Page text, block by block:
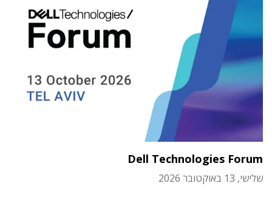
Dell Technologies Forum
שלישי, 13 באוקטובר 2026